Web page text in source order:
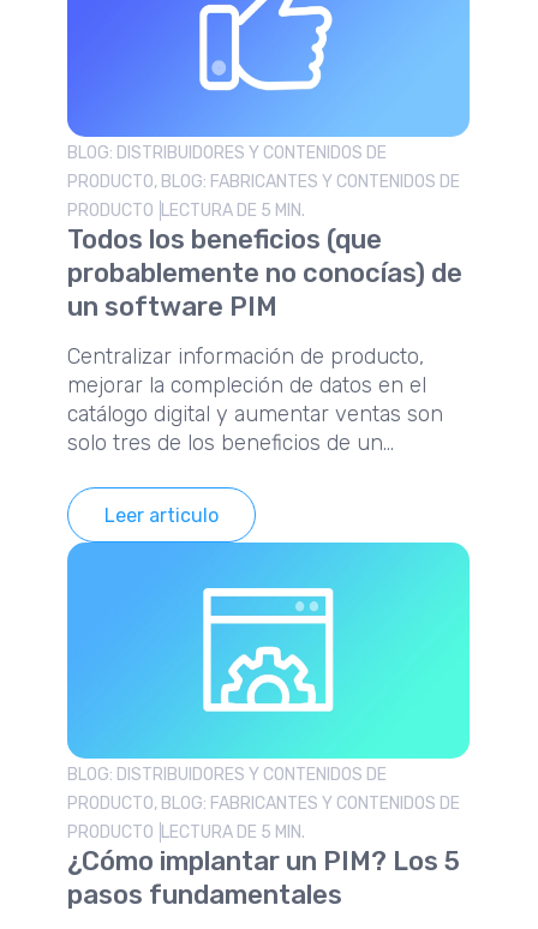
BLOG: DISTRIBUIDORES Y CONTENIDOS DE
PRODUCTO, BLOG: FABRICANTES Y CONTENIDOS DE
PRODUCTO LECTURA DE 5 MIN.
Todos los beneficios (que
probablemente no conocías) de
un software PIM
Centralizar información de producto,
mejorar la compleción de datos en el
catálogo digital y aumentar ventas son
solo tres de los beneficios de un
artículo.
Leer articulo
BLOG: DISTRIBUIDORES Y CONTENIDOS DE
PRODUCTO, BLOG: FABRICANTES Y CONTENIDOS DE
PRODUCTO LECTURA DE 5 MIN.
¿Cómo implantar un PIM? Los 5
pasos fundamentales